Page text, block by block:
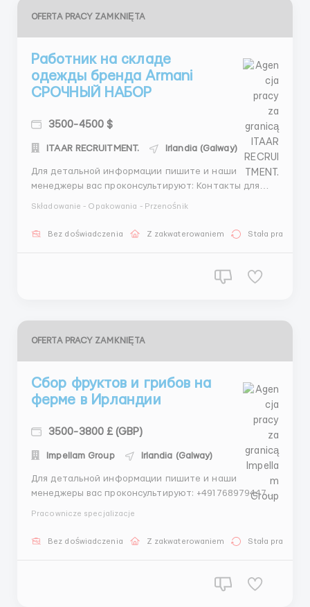
OFERTA PRACY ZAMKNIĘTA
Работник на складе
одежды бренда Armani
СРОЧНЫЙ НАБОР
3500-4500 $
ITAAR RECRUITMENT. Irlandia (Galway)
Для детальной информации пишите и наши
менеджеры вас проконсультируют: Контакты для
консультации с менеджером: Whatsapp +44
@VanyaMedved Whatsapp +37120589285 Пишите
Składowanie - Opakowania - Przenośnik
Bez doświadczenia Z zakwaterowaniem Stała praca
OFERTA PRACY ZAMKNIĘTA
Сбор фруктов и грибов на
ферме в Ирландии
3500-3800 £ (GBP)
Impellam Group Irlandia (Galway)
Для детальной информации пишите и наши
менеджеры вас проконсультируют: +4917689794472-
Impellam Group plc Наши гарантии: Более 15 лет
Pracownicze specjalizacje
Bez doświadczenia Z zakwaterowaniem Stała praca